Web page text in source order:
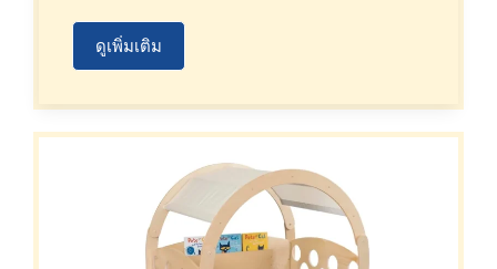
ดูเพิ่มเติม